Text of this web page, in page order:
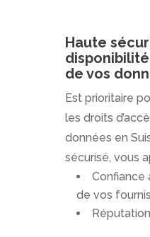
Haute
de vos
Est prioritaire
les droits
données en
sécurisé, vous
Confiance
de vos